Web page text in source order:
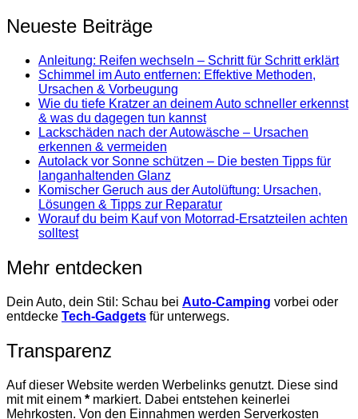
Neueste Beiträge
Anleitung: Reifen wechseln – Schritt für Schritt erklärt
Schimmel im Auto entfernen: Effektive Methoden,
Ursachen & Vorbeugung
Wie du tiefe Kratzer an deinem Auto schneller erkennst
& was du dagegen tun kannst
Lackschäden nach der Autowäsche – Ursachen
erkennen & vermeiden
Autolack vor Sonne schützen – Die besten Tipps für
langanhaltenden Glanz
Komischer Geruch aus der Autolüftung: Ursachen,
Lösungen & Tipps zur Reparatur
Worauf du beim Kauf von Motorrad-Ersatzteilen achten
solltest
Mehr entdecken
Dein Auto, dein Stil: Schau bei Auto-Camping vorbei oder
entdecke Tech-Gadgets für unterwegs.
Transparenz
Auf dieser Website werden Werbelinks genutzt. Diese sind
mit mit einem * markiert. Dabei entstehen keinerlei
Mehrkosten. Von den Einnahmen werden Serverkosten